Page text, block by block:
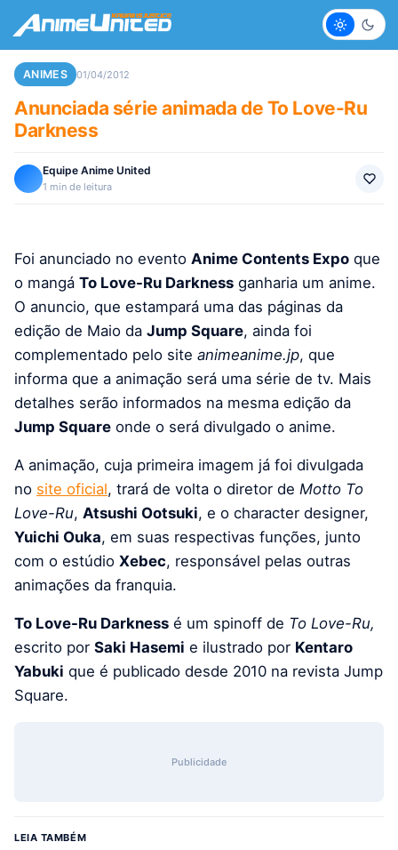
Claro
ANIMES 01/04/2012
Anunciada série animada de To Love-Ru
Darkness
Equipe Anime United
1 min de leitura
Foi anunciado no evento Anime Contents Expo que
o mangá To Love-Ru Darkness ganharia um anime.
O anuncio, que estampará uma das páginas da
edição de Maio da Jump Square, ainda foi
complementado pelo site animeanime.jp, que
informa que a animação será uma série de tv. Mais
detalhes serão informados na mesma edição da
Jump Square onde o será divulgado o anime.
A animação, cuja primeira imagem já foi divulgada
no site oficial, trará de volta o diretor de Motto To
Love-Ru, Atsushi Ootsuki, e o character designer,
Yuichi Ouka, em suas respectivas funções, junto
com o estúdio Xebec, responsável pelas outras
animações da franquia.
To Love-Ru Darkness é um spinoff de To Love-Ru,
escrito por Saki Hasemi e ilustrado por Kentaro
Yabuki que é publicado desde 2010 na revista Jump
Square.
Publicidade
LEIA TAMBÉM